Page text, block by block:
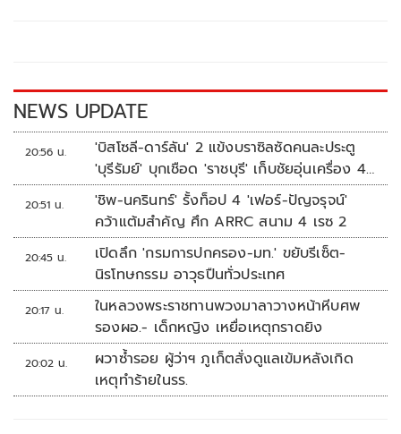
k k
NEWS UPDATE
20:56 น.
'บิสโซลี-ดาร์ลัน' 2 แข้งบราซิลซัดคนละประตู
'บุรีรัมย์' บุกเชือด 'ราชบุรี' เก็บชัยอุ่นเครื่อง 4
นัดรวด
20:51 น.
'ชิพ-นครินทร์' รั้งท็อป 4 'เฟอร์-ปัญจรุจน์'
คว้าแต้มสำคัญ ศึก ARRC สนาม 4 เรซ 2
20:45 น.
เปิดลึก 'กรมการปกครอง-มท.' ขยับรีเซ็ต-
นิรโทษกรรม อาวุธปืนทั่วประเทศ
20:17 น.
ในหลวงพระราชทานพวงมาลาวางหน้าหีบศพ
รองผอ.- เด็กหญิง เหยื่อเหตุกราดยิง
20:02 น.
ผวาซ้ำรอย ผู้ว่าฯ ภูเก็ตสั่งดูแลเข้มหลังเกิด
เหตุทำร้ายในรร.